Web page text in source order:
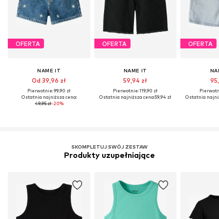
OFERTA
NAME IT
Od 39,96 zł
Pierwotnie: 99,90 zł
Ostatnia najniższa cena:
49,95 zł-20%
OFERTA
NAME IT
59,94 zł
Pierwotnie: 119,90 zł
Ostatnia najniższa cena:59,94 zł
OFERTA
Ostatnia
SKOMPLETUJ SWÓJ ZESTAW
Produkty uzupełniające